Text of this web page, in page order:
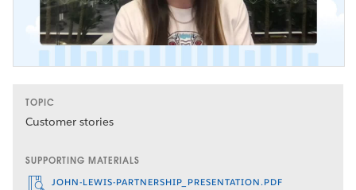
TOPIC
Customer stories
SUPPORTING MATERIALS
JOHN-LEWIS-PARTNERSHIP_PRESENTATION.PDF